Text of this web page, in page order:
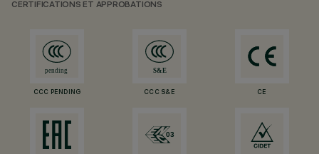
CERTIFICATIONS ET APPROBATIONS
CCC PENDING CCC S&E CE